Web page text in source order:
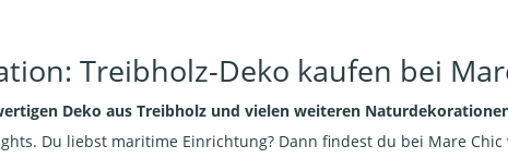
Treibholz-Deko kaufen bei
Deko aus Treibholz und vielen weiteren
Du liebst maritime Einrichtung? Dann findest du bei Mare